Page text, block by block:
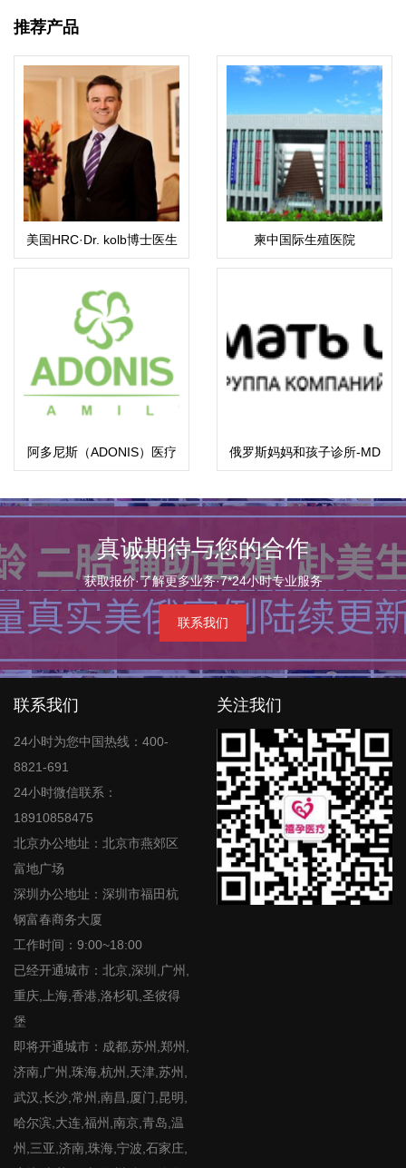
推荐产品
美国HRC·Dr. kolb博士医生 柬中国际生殖医院
阿多尼斯（ADONIS）医疗
中心
俄罗斯妈妈和孩子诊所-MD
集团
真诚期待与您的合作
获取报价·了解更多业务·7*24小时专业服务
联系我们
联系我们
24小时为您中国热线：400-
8821-691
24小时微信联系：
18910858475
北京办公地址：北京市燕郊区
富地广场
深圳办公地址：深圳市福田杭
钢富春商务大厦
工作时间：9:00~18:00
已经开通城市：北京,深圳,广州,
重庆,上海,香港,洛杉矶,圣彼得
堡
即将开通城市：成都,苏州,郑州,
济南,广州,珠海,杭州,天津,苏州,
武汉,长沙,常州,南昌,厦门,昆明,
哈尔滨,大连,福州,南京,青岛,温
州,三亚,济南,珠海,宁波,石家庄,
关注我们